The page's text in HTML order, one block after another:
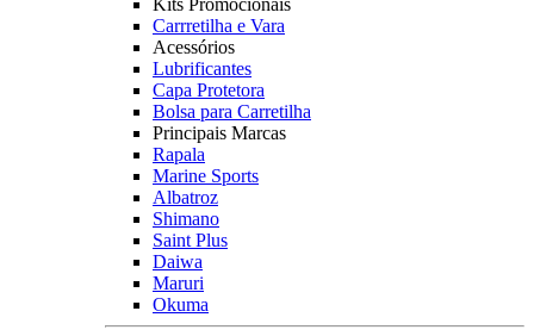
Kits Promocionais
Carrretilha e Vara
Acessórios
Lubrificantes
Capa Protetora
Bolsa para Carretilha
Principais Marcas
Rapala
Marine Sports
Albatroz
Shimano
Saint Plus
Daiwa
Maruri
Okuma